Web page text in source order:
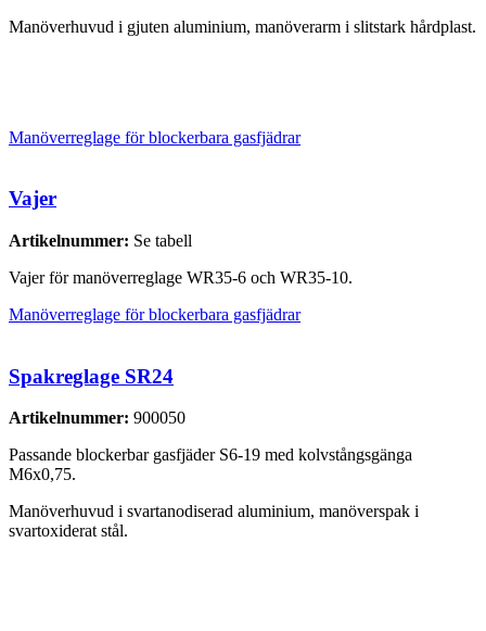
Manöverhuvud i gjuten aluminium, manöverarm i slitstark hårdplast.
Manöverreglage för blockerbara gasfjädrar
Vajer
Artikelnummer: Se tabell
Vajer för manöverreglage WR35-6 och WR35-10.
Manöverreglage för blockerbara gasfjädrar
Spakreglage SR24
Artikelnummer: 900050
Passande blockerbar gasfjäder S6-19 med kolvstångsgänga
M6x0,75.
Manöverhuvud i svartanodiserad aluminium, manöverspak i
svartoxiderat stål.